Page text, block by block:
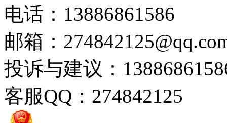
电话：13886861586
邮箱：
投诉与建议：
客服QQ：274842125